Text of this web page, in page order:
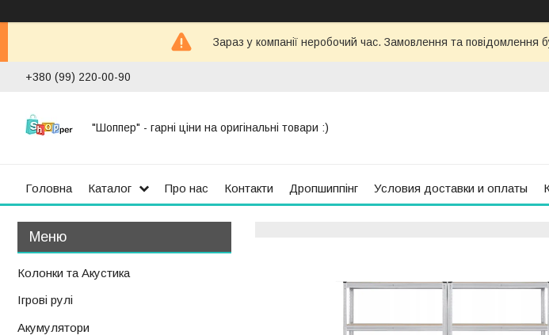
Зараз у компанії неробочий час. Замовлення та
+380 (99) 220-00-90
"Шоппер" - гарні ціни на оригінальні товари :)
Головна Каталог Про нас Контакти Дропшиппінг Условия доставки и оплаты
Колонки та Акустика
Ігрові рулі
Акумулятори